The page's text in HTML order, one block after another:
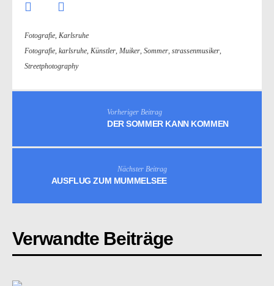
Fotografie, Karlsruhe
Fotografie, karlsruhe, Künstler, Muiker, Sommer, strassenmusiker,
Streetphotography
Vorheriger Beitrag
DER SOMMER KANN KOMMEN
Nächster Beitrag
AUSFLUG ZUM MUMMELSEE
Verwandte Beiträge